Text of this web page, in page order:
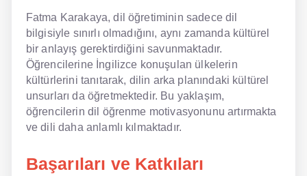
Fatma Karakaya, dil öğretiminin sadece dil
bilgisiyle sınırlı olmadığını, aynı zamanda kültürel
bir anlayış gerektirdiğini savunmaktadır.
Öğrencilerine İngilizce konuşulan ülkelerin
kültürlerini tanıtarak, dilin arka planındaki kültürel
unsurları da öğretmektedir. Bu yaklaşım,
öğrencilerin dil öğrenme motivasyonunu artırmakta
ve dili daha anlamlı kılmaktadır.
Başarıları ve Katkıları